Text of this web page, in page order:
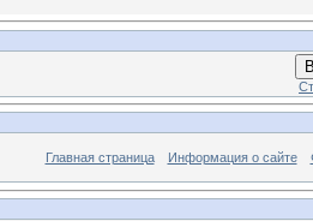
Главная страница Информация о сайте